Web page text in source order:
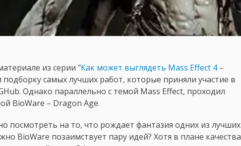
из серии "Как может выглядеть Mass Effect 4–
самых лучших работ, которые приняли участие в
Однако параллельно с темой Mass Effect, проходил
BioWare – Dragon Age.
посмотреть на то, что рождает фантазия одних из лучших
BioWare позаимствует пару идей? Хотя в плане качества